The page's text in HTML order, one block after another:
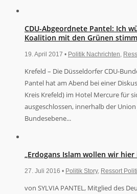
CDU-Abgeordnete Pantel: Ich
Koalition mit den Grünen
19. April 2017 • Politik Nachrichten
Krefeld – Die Düsseldorfer CDU-
Pantel hat am Abend bei einer
Kreis Krefeld) im Hotel Mercure für
ausgeschlossen, innerhalb der
Bundesebene...
„Erdogans Islam wollen wir
27. Juli 2016 • Politik Story, Ressort
von SYLVIA PANTEL, Mitglied des